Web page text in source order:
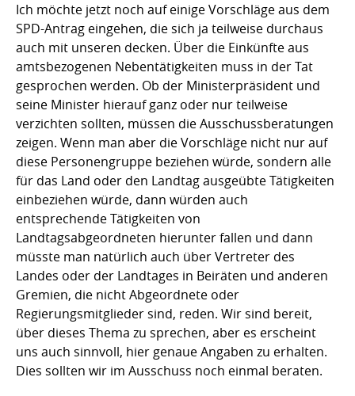
Ich möchte jetzt noch auf einige Vorschläge aus dem
SPD-Antrag eingehen, die sich ja teilweise durchaus
auch mit unseren decken. Über die Einkünfte aus
amtsbezogenen Nebentätigkeiten muss in der Tat
gesprochen werden. Ob der Ministerpräsident und
seine Minister hierauf ganz oder nur teilweise
verzichten sollten, müssen die Ausschussberatungen
zeigen. Wenn man aber die Vorschläge nicht nur auf
diese Personengruppe beziehen würde, sondern alle
für das Land oder den Landtag ausgeübte Tätigkeiten
einbeziehen würde, dann würden auch
entsprechende Tätigkeiten von
Landtagsabgeordneten hierunter fallen und dann
müsste man natürlich auch über Vertreter des
Landes oder der Landtages in Beiräten und anderen
Gremien, die nicht Abgeordnete oder
Regierungsmitglieder sind, reden. Wir sind bereit,
über dieses Thema zu sprechen, aber es erscheint
uns auch sinnvoll, hier genaue Angaben zu erhalten.
Dies sollten wir im Ausschuss noch einmal beraten.